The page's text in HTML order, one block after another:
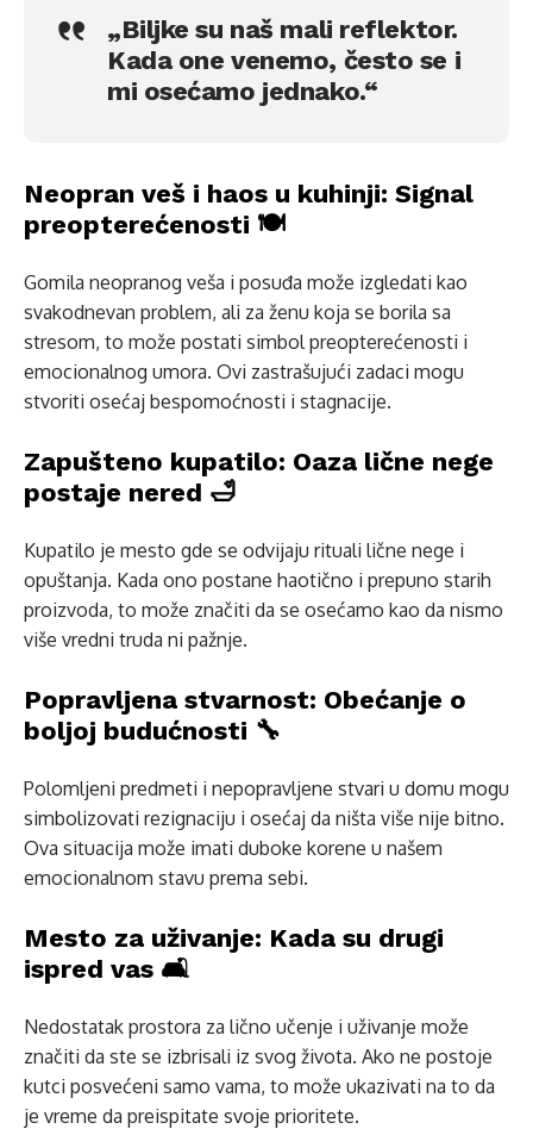
„Biljke su naš mali reflektor.
Kada one venemo, često se i
mi osećamo jednako.“
Neopran veš i haos u kuhinji: Signal
preopterećenosti 🍽️
Gomila neopranog veša i posuđa može izgledati kao
svakodnevan problem, ali za ženu koja se borila sa
stresom, to može postati simbol preopterećenosti i
emocionalnog umora. Ovi zastrašujući zadaci mogu
stvoriti osećaj bespomoćnosti i stagnacije.
Zapušteno kupatilo: Oaza lične nege
postaje nered 🛁
Kupatilo je mesto gde se odvijaju rituali lične nege i
opuštanja. Kada ono postane haotično i prepuno starih
proizvoda, to može značiti da se osećamo kao da nismo
više vredni truda ni pažnje.
Popravljena stvarnost: Obećanje o
boljoj budućnosti 🔧
Polomljeni predmeti i nepopravljene stvari u domu mogu
simbolizovati rezignaciju i osećaj da ništa više nije bitno.
Ova situacija može imati duboke korene u našem
emocionalnom stavu prema sebi.
Mesto za uživanje: Kada su drugi
ispred vas 🛋️
Nedostatak prostora za lično učenje i uživanje može
značiti da ste se izbrisali iz svog života. Ako ne postoje
kutci posvećeni samo vama, to može ukazivati na to da
je vreme da preispitate svoje prioritete.